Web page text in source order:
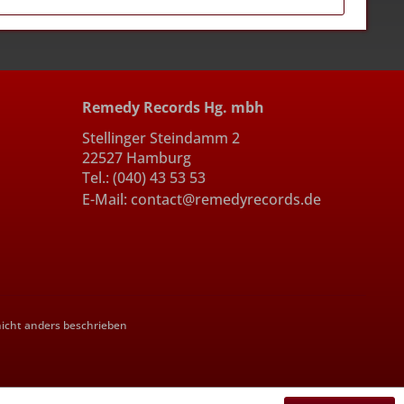
Remedy Records Hg. mbh
Stellinger Steindamm 2
22527 Hamburg
Tel.: (040) 43 53 53
E-Mail: contact@remedyrecords.de
anders beschrieben